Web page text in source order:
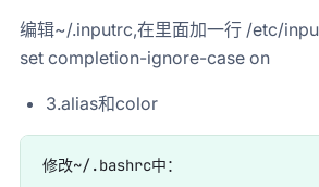
编辑~/.inputrc,在里面加一行 /etc/
set completion-ignore-case on
3.alias和color
修改~/.bashrc中：